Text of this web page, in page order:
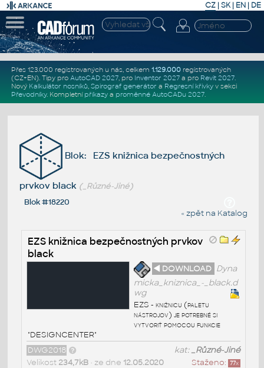
CZ | SK| EN | DE
Přes 123.000 registrovaných u nás, celkem 1.129.000registrovaných
(CZ+EN). Tipy pro AutoCAD 2027, pro Inventor 2027a pro Revit 2027.
Nový Kalkulátor nosníků, Spirograf generátor a Regresní křivkyv sekci
Převodníky. Kompletní příkazya proměnné AutoCADu 2027.
Blok: EZS knižnica bezpečnostných
prvkov black (_Různé-Jiné)
Blok #18220
« zpět na Katalog
EZS knižnica bezpečnostných prvkov
black
◄ DOWNLOAD Dyna
micka_kniznica_-_black.d
wg
EZS - knižnicu (paletu
nástrojov) je potrebné si
vytvoriť pomocou funkcie
"DESIGNCENTER"
kat:_Různé-Jiné
DWG2018
Staženo: 77x
Velikost 234,7kB• ze dne 12.05.2020